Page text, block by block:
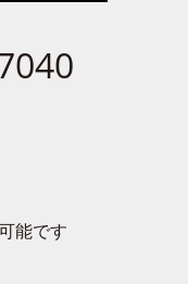
能です